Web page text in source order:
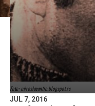
Foto: miroslavantic.blogspot.rs
JUL 7, 2016